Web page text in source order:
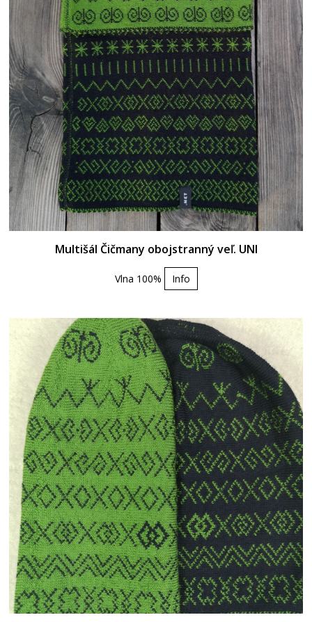
Multišál Čičmany obojstranný veľ. UNI
Vlna 100% Info